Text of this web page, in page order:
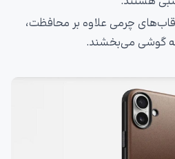
چرمی علاوه بر محافظت،
گوشی می‌بخشند.